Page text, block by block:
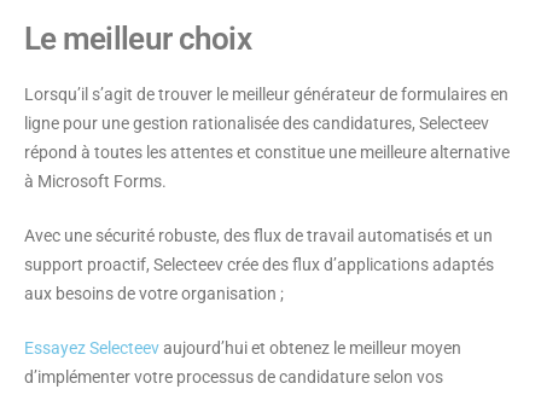
Le meilleur choix
Lorsqu’il s’agit de trouver le meilleur générateur de formulaires en
ligne pour une gestion rationalisée des candidatures, Selecteev
répond à toutes les attentes et constitue une meilleure alternative
à Microsoft Forms.
Avec une sécurité robuste, des flux de travail automatisés et un
support proactif, Selecteev crée des flux d’applications adaptés
aux besoins de votre organisation ;
Essayez Selecteevaujourd’hui et obtenez le meilleur moyen
d’implémenter votre processus de candidature selon vos